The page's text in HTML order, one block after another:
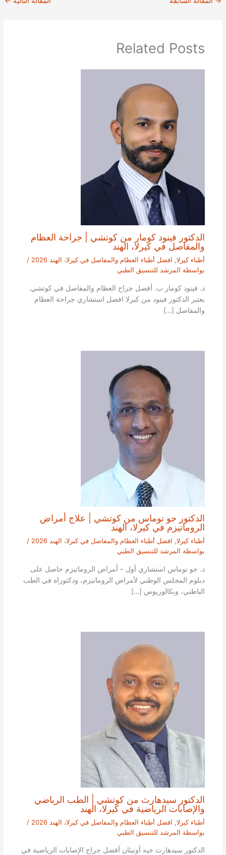
Related Posts
الدكتور فينود كومار من كوتشي | جراحة العظام
والمفاصل في كيرلا، الهند
أطباء كيرلا, افضل أطباء العظام والمفاصل في كيرلا، الهند 2026
/
بواسطة المرشد للتنسيق الطبي
د. فينود كومار ب. أفضل جراح العظام والمفاصل في كوتشي.
يعتبر الدكتور فينود من كيرلا افضل استشاري جراحة العظام
والمفاصل […]
الدكتور جو توماس من كوتشي | علاج أمراض
الروماتيزم في كيرلا، الهند
أطباء كيرلا, افضل أطباء العظام والمفاصل في كيرلا، الهند 2026
/
بواسطة المرشد للتنسيق الطبي
د. جو توماس استشاري أول – أمراض الروماتيزم حاصل على
دبلوم المجلس الوطني لأمراض الروماتيزم، ودكتوراه في الطب
الباطني، وبكالوريوس […]
الدكتور سيدهارث من كوتشي | الطب الرياضي
والإصابات الرياضية في كيرلا، الهند
أطباء كيرلا, افضل أطباء العظام والمفاصل في كيرلا، الهند 2026
/
بواسطة المرشد للتنسيق الطبي
الدكتور سيدهارث جيه أونيثان أفضل جراح الإصابات الرياضية في